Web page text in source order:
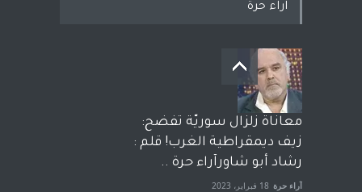
اراء حرة
معاناة زلزال سوريّة تفضح:
زيف ديمقراطية الغرب! قلم :
رشاد أبو شاورآراء حرة ..
آراء حرة 18 فبراير، 2023